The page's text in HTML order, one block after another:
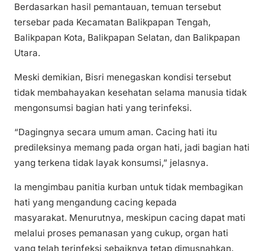
Berdasarkan hasil pemantauan, temuan tersebut
tersebar pada Kecamatan Balikpapan Tengah,
Balikpapan Kota, Balikpapan Selatan, dan Balikpapan
Utara.
Meski demikian, Bisri menegaskan kondisi tersebut
tidak membahayakan kesehatan selama manusia tidak
mengonsumsi bagian hati yang terinfeksi.
“Dagingnya secara umum aman. Cacing hati itu
predileksinya memang pada organ hati, jadi bagian hati
yang terkena tidak layak konsumsi,” jelasnya.
Ia mengimbau panitia kurban untuk tidak membagikan
hati yang mengandung cacing kepada
masyarakat. Menurutnya, meskipun cacing dapat mati
melalui proses pemanasan yang cukup, organ hati
yang telah terinfeksi sebaiknya tetap dimusnahkan.